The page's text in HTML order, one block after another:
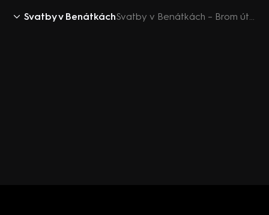
Svatby v Benátkách Svatby v Benátkách – Brom útočí